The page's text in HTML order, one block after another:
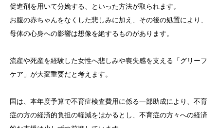
促進剤を用いて分娩する、といった方法が取られます。
お腹の赤ちゃんをなくした悲しみに加え、その後の処置により、
母体の心身への影響は想像を絶するものがあります。
流産や死産を経験した女性へ悲しみや喪失感を支える「グリーフ
ケア」が大変重要だと考えます。
国は、本年度予算で不育症検査費用に係る一部助成により、不育
症の方の経済的負担の軽減をはかるとし、不育症の方々への経済